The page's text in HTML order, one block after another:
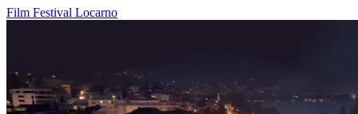
Film Festival Locarno